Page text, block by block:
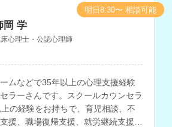
岡 学
心理士・公認心理師
ムなどで35年以上の心理支援経験
ラーさんです。スクールカウンセラ
の経験をお持ちで、育児相談、不
援、職場復帰支援、就労継続支援な
明日8:30〜 相談可能